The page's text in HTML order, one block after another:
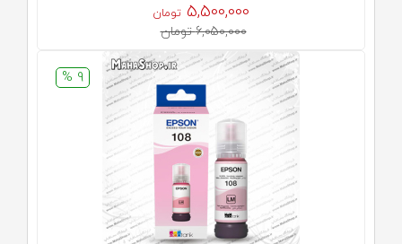
5,500,000 تومان
6,050,000 تومان
9 %